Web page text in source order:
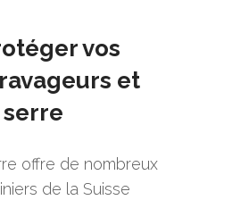
vos
et
offre de nombreux
de la Suisse